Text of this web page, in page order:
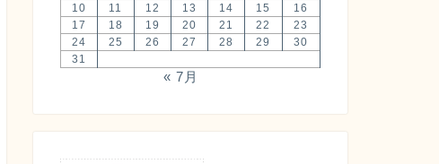
10
11 12 13 14 15
16
17
18 19 20 21 22
23
24
25 26 27 28 29
30
31
« 7月